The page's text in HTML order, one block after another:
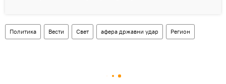
Политика Вести Свет афера државни удар Регион